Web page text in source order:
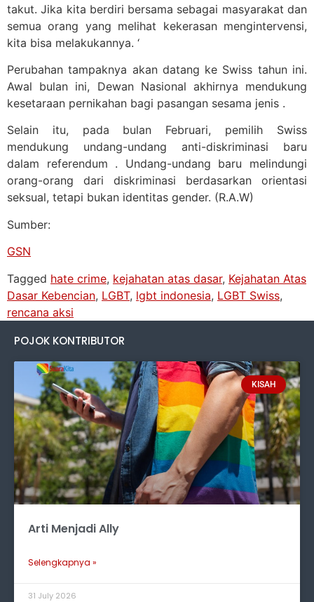
takut. Jika kita berdiri bersama sebagai masyarakat dan
semua orang yang melihat kekerasan mengintervensi,
kita bisa melakukannya. ‘
Perubahan tampaknya akan datang ke Swiss tahun ini.
Awal bulan ini, Dewan Nasional akhirnya mendukung
kesetaraan pernikahan bagi pasangan sesama jenis .
Selain itu, pada bulan Februari, pemilih Swiss
mendukung undang-undang anti-diskriminasi baru
dalam referendum . Undang-undang baru melindungi
orang-orang dari diskriminasi berdasarkan orientasi
seksual, tetapi bukan identitas gender. (R.A.W)
Sumber:
GSN
Tagged hate crime, kejahatan atas dasar, Kejahatan Atas
Dasar Kebencian, LGBT, lgbt indonesia, LGBT Swiss,
rencana aksi
POJOK KONTRIBUTOR
KISAH
Arti Menjadi Ally
Selengkapnya »
31 July 2026